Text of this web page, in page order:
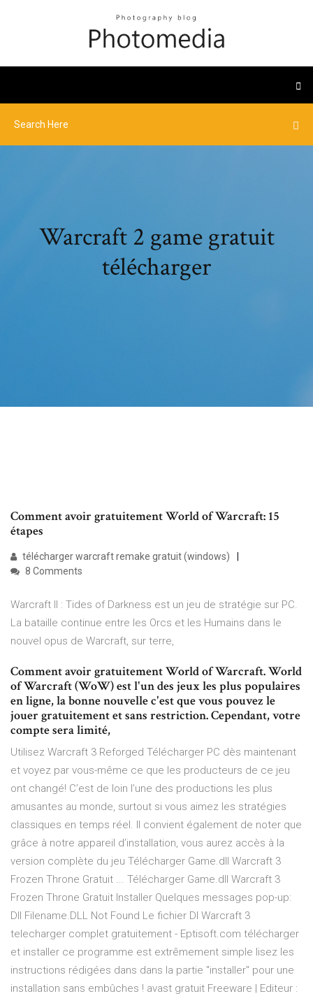
Warcraft 2 game gratuit
télécharger
Comment avoir gratuitement World of Warcraft: 15
étapes
télécharger warcraft remake gratuit (windows)
8 Comments
Warcraft II : Tides of Darkness est un jeu de stratégie sur PC.
La bataille continue entre les Orcs et les Humains dans le
nouvel opus de Warcraft, sur terre,
Comment avoir gratuitement World of Warcraft. World
of Warcraft (WoW) est l'un des jeux les plus populaires
en ligne, la bonne nouvelle c'est que vous pouvez le
jouer gratuitement et sans restriction. Cependant, votre
compte sera limité,
Utilisez Warcraft 3 Reforged Télécharger PC dès maintenant
et voyez par vous-même ce que les producteurs de ce jeu
ont changé! C’est de loin l’une des productions les plus
amusantes au monde, surtout si vous aimez les stratégies
classiques en temps réel. Il convient également de noter que
grâce à notre appareil d’installation, vous aurez accès à la
version complète du jeu Télécharger Game.dll Warcraft 3
Frozen Throne Gratuit ... Télécharger Game.dll Warcraft 3
Frozen Throne Gratuit Installer Quelques messages pop-up:
Dll Filename.DLL Not Found Le fichier Dl Warcraft 3
telecharger complet gratuitement - Eptisoft.com télécharger
et installer ce programme est extrêmement simple lisez les
instructions rédigées dans dans la partie "installer" pour une
installation sans embûches ! avast gratuit Freeware | Editeur :